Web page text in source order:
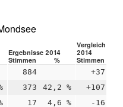
Ergebnisse 2014
Vergleich
2014
Stimmen % Stimmen
884 +37
373 42,2 % +107
17 4,6 % -16